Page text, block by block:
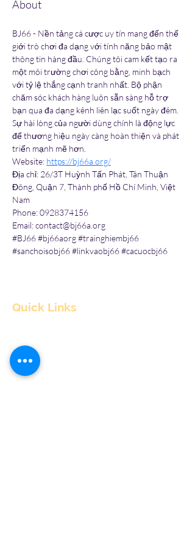
About
BJ66 - Nền tảng cá cược uy tín mang đến thế
giới trò chơi đa dạng với tính năng bảo mật
thông tin hàng đầu. Chúng tôi cam kết tạo ra
một môi trường chơi công bằng, minh bạch
với tỷ lệ thắng cạnh tranh nhất. Bộ phận
chăm sóc khách hàng luôn sẵn sàng hỗ trợ
bạn qua đa dạng kênh liên lạc suốt ngày đêm.
Sự hài lòng của người dùng chính là động lực
để thương hiệu ngày càng hoàn thiện và phát
triển mạnh mẽ hơn.
Website: https://bj66a.org/
Địa chỉ: 26/3T Huỳnh Tấn Phát, Tân Thuận
Đông, Quận 7, Thành phố Hồ Chí Minh, Việt
Nam
Phone: 0928374156
Email: contact@bj66a.org
#BJ66 #bj66aorg #trainghiembj66
#sanchoisobj66 #linkvaobj66 #cacuocbj66
Quick Links
About
Consultants